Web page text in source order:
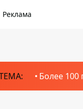
Реклама
Более 100